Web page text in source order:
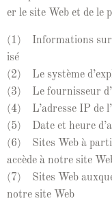
er le site Web et de le
(1) Infor­ma­tions sur
isé
(2) Le sys­tème
(3) Le four­nisseur
(4) L’adresse IP de
(5) Date et heure
(6) Sites Web à par­tir
accède à notre site
(7) Sites Web
notre site Web